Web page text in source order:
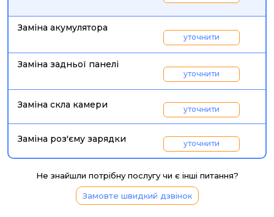
Заміна акумулятора
уточнити
Заміна задньої панелі
уточнити
Заміна скла камери уточнити
Заміна роз'єму зарядки уточнити
Не знайшли потрібну послугу чи є інші питання?
Замовте швидкий дзвінок